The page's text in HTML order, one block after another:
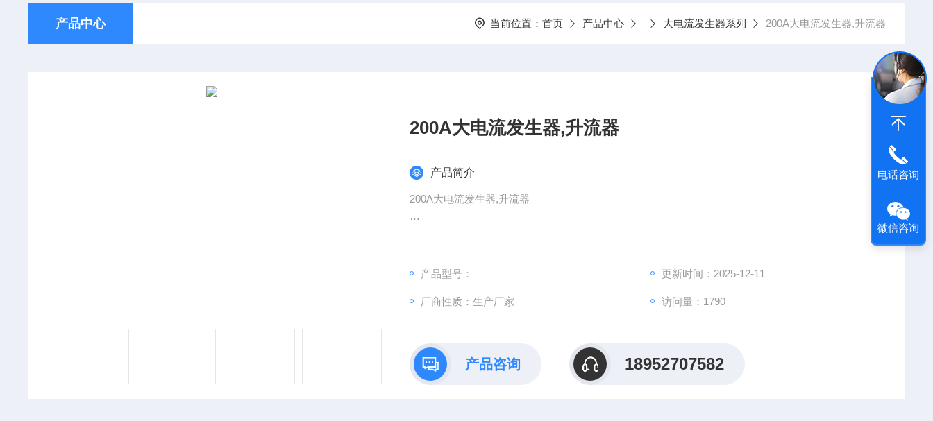
产品中心 当前位置： 首页 产品中心 大电流发生器系列 200A大电流发生器,升流器
200A大电流发生器,升流器
产品简介
200A大电流发生器,升流器
具有输出电流无极调整，电流上升平衡、负荷变化范围大、采用0.5级电流互感器，数字显示，外型美
产品型号： 更新时间：2025-12-11
厂商性质：生产厂家 访问量：1790
产品咨询 18952707582
电话咨询
微信咨询